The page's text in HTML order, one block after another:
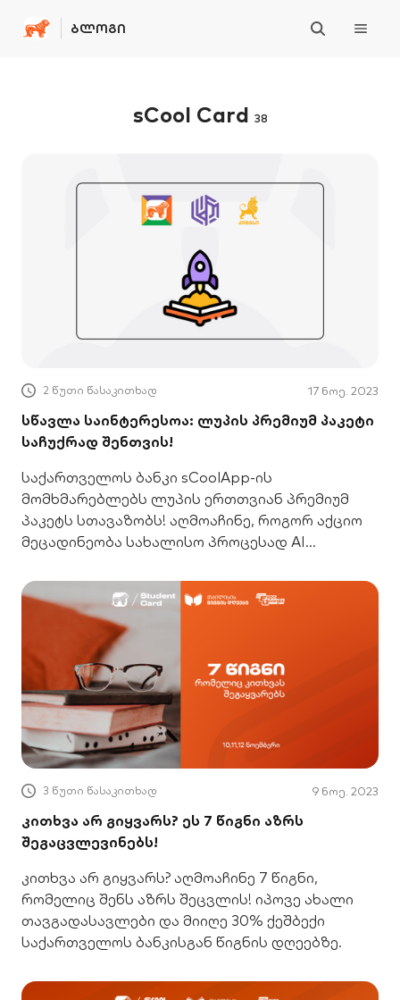
ᲑᲚᲝᲒᲘ
sCool Card 38
2 წუთი წასაკითხად 17 ნოე. 2023
სწავლა საინტერესოა: ლუპის პრემიუმ პაკეტი
საჩუქრად შენთვის!
საქართველოს ბანკი sCoolApp-ის
მომხმარებლებს ლუპის ერთთვიან პრემიუმ
პაკეტს სთავაზობს! აღმოაჩინე, როგორ აქციო
მეცადინეობა სახალისო პროცესად AI
3 წუთი წასაკითხად 9 ნოე. 2023
კითხვა არ გიყვარს? ეს 7 წიგნი აზრს
შეგაცვლევინებს!
კითხვა არ გიყვარს? აღმოაჩინე 7 წიგნი,
რომელიც შენს აზრს შეცვლის! იპოვე ახალი
თავგადასავლები და მიიღე 30% ქეშბექი
საქართველოს ბანკისგან წიგნის დღეებზე.